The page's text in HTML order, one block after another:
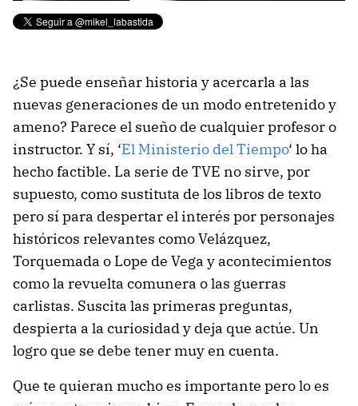
¿Se puede enseñar historia y acercarla a las
nuevas generaciones de un modo entretenido y
ameno? Parece el sueño de cualquier profesor o
instructor. Y sí, ‘El Ministerio del Tiempo‘ lo ha
hecho factible. La serie de TVE no sirve, por
supuesto, como sustituta de los libros de texto
pero sí para despertar el interés por personajes
históricos relevantes como Velázquez,
Torquemada o Lope de Vega y acontecimientos
como la revuelta comunera o las guerras
carlistas. Suscita las primeras preguntas,
despierta a la curiosidad y deja que actúe. Un
logro que se debe tener muy en cuenta.
Que te quieran mucho es importante pero lo es